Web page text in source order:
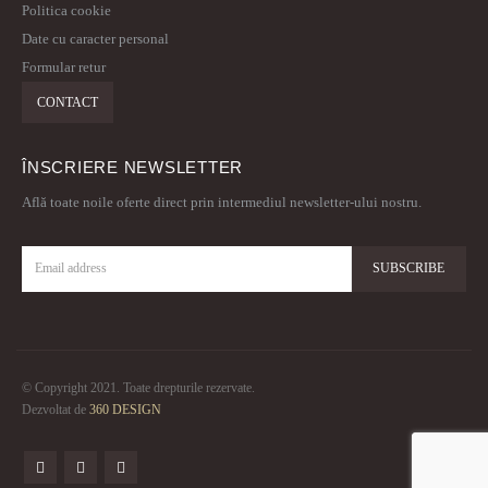
Politica cookie
Date cu caracter personal
Formular retur
CONTACT
ÎNSCRIERE NEWSLETTER
Află toate noile oferte direct prin intermediul newsletter-ului nostru.
© Copyright 2021. Toate drepturile rezervate.
Dezvoltat de 360 DESIGN